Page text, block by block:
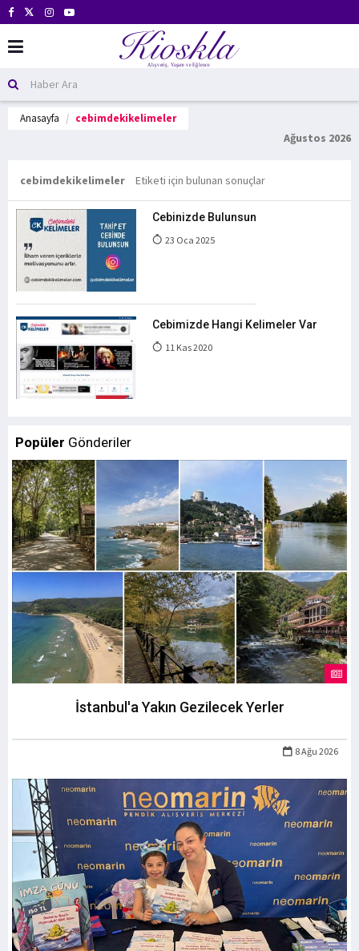
Anasayfa cebimdekikelimeler
Ağustos 2026
cebimdekikelimeler Etiketi için bulunan sonuçlar
Cebinizde Bulunsun
23 Oca 2025
Cebimizde Hangi Kelimeler Var
11 Kas 2020
Popüler Gönderiler
İstanbul'a Yakın Gezilecek Yerler
8 Ağu 2026